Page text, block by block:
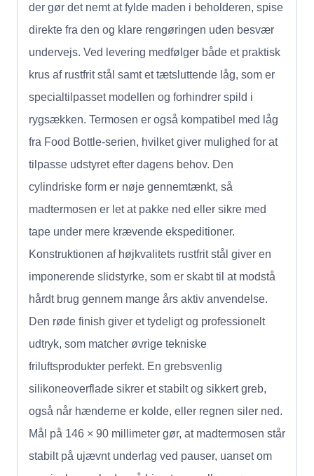
der gør det nemt at fylde maden i beholderen, spise
direkte fra den og klare rengøringen uden besvær
undervejs. Ved levering medfølger både et praktisk
krus af rustfrit stål samt et tætsluttende låg, som er
specialtilpasset modellen og forhindrer spild i
rygsækken. Termosen er også kompatibel med låg
fra Food Bottle-serien, hvilket giver mulighed for at
tilpasse udstyret efter dagens behov. Den
cylindriske form er nøje gennemtænkt, så
madtermosen er let at pakke ned eller sikre med
tape under mere krævende ekspeditioner.
Konstruktionen af højkvalitets rustfrit stål giver en
imponerende slidstyrke, som er skabt til at modstå
hårdt brug gennem mange års aktiv anvendelse.
Den røde finish giver et tydeligt og professionelt
udtryk, som matcher øvrige tekniske
friluftsprodukter perfekt. En grebsvenlig
silikoneoverflade sikrer et stabilt og sikkert greb,
også når hænderne er kolde, eller regnen siler ned.
Mål på 146 × 90 millimeter gør, at madtermosen står
stabilt på ujævnt underlag ved pauser, uanset om